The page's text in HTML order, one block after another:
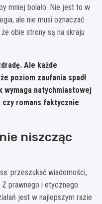
mniej bolało. Nie jest to w
ale nie musi oznaczać
obie strony są na skraju
Ale każde
poziom zaufania spadł
wymaga natychmiastowej
romans faktycznie
niszcząc
przeszukać wiadomości,
Z prawnego i etycznego
jest w najlepszym razie